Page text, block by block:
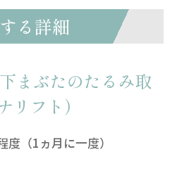
る詳細
まぶたのたるみ取
リフト）
（1ヵ月に一度）